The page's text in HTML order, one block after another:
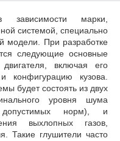
зависимости марки,
системой, специально
модели. При разработке
следующие основные
включая его
конфигурацию кузова.
будет состоять из двух
уровня шума
норм), и
выхлопных газов,
Такие глушители часто